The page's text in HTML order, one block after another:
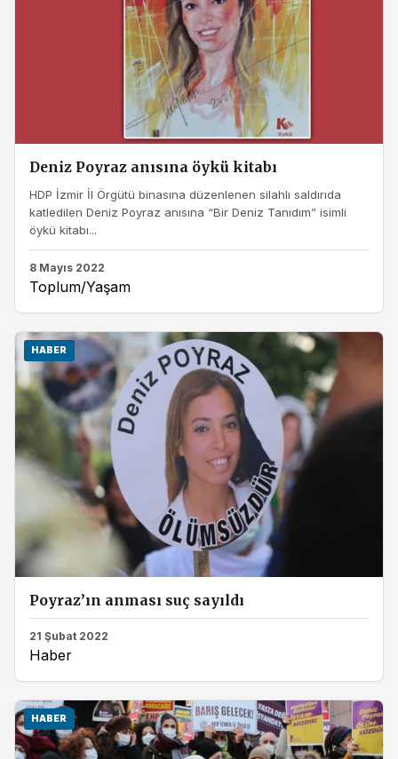
Deniz Poyraz anısına öykü kitabı
HDP İzmir İl Örgütü binasına düzenlenen silahlı saldırıda
katledilen Deniz Poyraz anısına “Bir Deniz Tanıdım” isimli
öykü kitabı...
8 Mayıs 2022
Toplum/Yaşam
HABER
Poyraz’ın anması suç sayıldı
21 Şubat 2022
Haber
HABER